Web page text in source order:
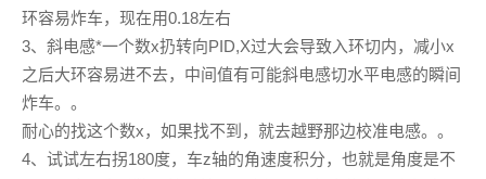
环容易炸车，现在用0.18左右
3、斜电感*一个数x扔转向PID,X过大会导致入环切内，减小x
之后大环容易进不去，中间值有可能斜电感切水平电感的瞬间
炸车。。
耐心的找这个数x，如果找不到，就去越野那边校准电感。。
4、试试左右拐180度，车z轴的角速度积分，也就是角度是不